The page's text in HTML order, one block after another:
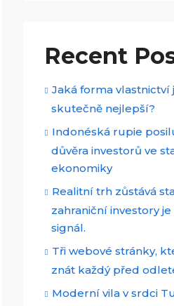
Recent
Jaká forma vlastnictví
skutečně nejlepší?
Indonéská rupie
důvěra investorů ve
ekonomiky
Realitní trh zůstává
zahraniční investory
signál.
Tři webové stránky,
znát každý před
Moderní vila v srdci